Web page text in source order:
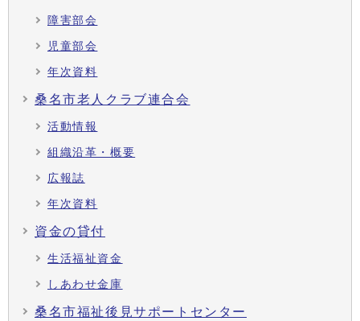
障害部会
児童部会
年次資料
桑名市老人クラブ連合会
活動情報
組織沿革・概要
広報誌
年次資料
資金の貸付
生活福祉資金
しあわせ金庫
桑名市福祉後見サポートセンター